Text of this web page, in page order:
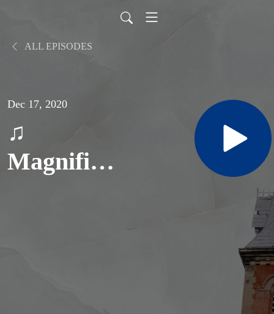
ALL EPISODES
Dec 17, 2020
♫
Magnificat